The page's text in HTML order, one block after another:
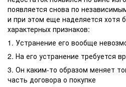
появляется снова по
и при этом еще наделяется хотя
характерных признаков:
1. Устранение его вообще
2. На его устранение требуется
3. Он каким-то образом меняет
часть договора о покупке